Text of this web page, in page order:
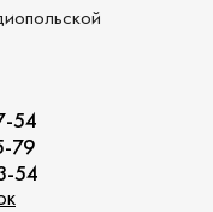
54
79
54